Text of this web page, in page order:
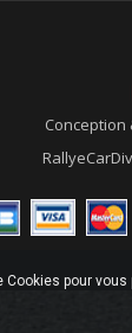
Conception
pour